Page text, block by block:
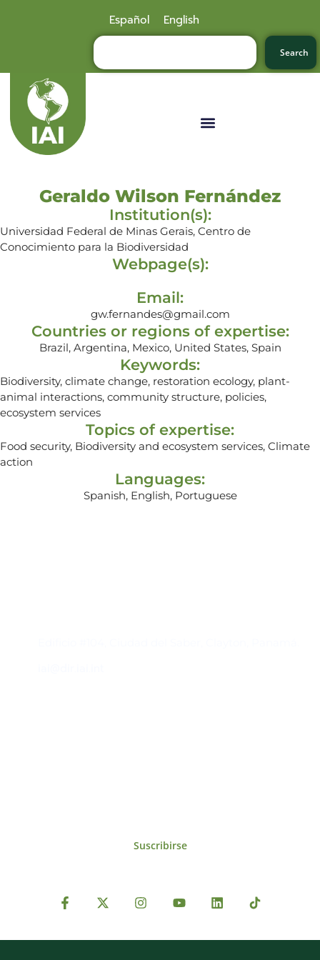
Español English
Search
Geraldo Wilson Fernández
Institution(s):
Universidad Federal de Minas Gerais, Centro de
Conocimiento para la Biodiversidad
Webpage(s):
Email:
gw.fernandes@gmail.com
Countries or regions of expertise:
Brazil, Argentina, Mexico, United States, Spain
Keywords:
Biodiversity, climate change, restoration ecology, plant-
animal interactions, community structure, policies,
ecosystem services
Topics of expertise:
Food security, Biodiversity and ecosystem services, Climate
action
Languages:
Spanish, English, Portuguese
Suscribirse